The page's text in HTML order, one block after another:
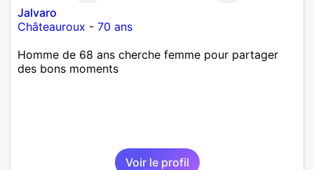
Jalvaro
Châteauroux - 70 ans
Homme de 68 ans cherche femme pour partager
des bons moments
Voir le profil